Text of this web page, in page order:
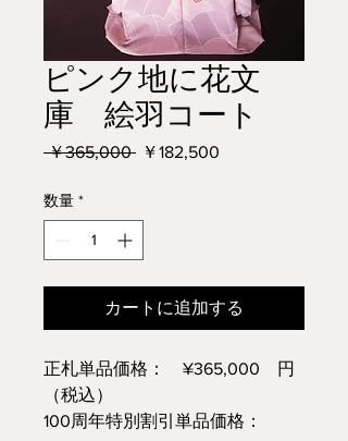
ピンク地に花文
庫 絵羽コート
￥365,000 通
格
￥182,500
数量 *
カートに追加する
正札単品価格： ¥365,000 円
（税込）
100周年特別割引単品価格：